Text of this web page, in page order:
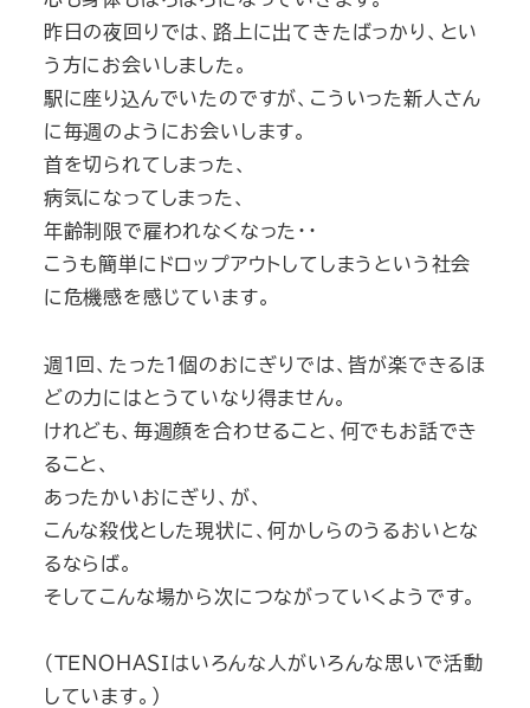
昨日の夜回りでは、路上に出てきたばっかり、とい
う方にお会いしました。
駅に座り込んでいたのですが、こういった新人さん
に毎週のようにお会いします。
首を切られてしまった、
病気になってしまった、
年齢制限で雇われなくなった・・
こうも簡単にドロップアウトしてしまうという社会
に危機感を感じています。
週１回、たった１個のおにぎりでは、皆が楽できるほ
どの力にはとうていなり得ません。
けれども、毎週顔を合わせること、何でもお話でき
ること、
あったかいおにぎり、が、
こんな殺伐とした現状に、何かしらのうるおいとな
るならば。
そしてこんな場から次につながっていくようです。
（ＴＥＮＯＨＡＳＩはいろんな人がいろんな思いで活動
しています。）